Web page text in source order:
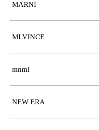
MARNI
MLVINCE
mnml
NEW ERA